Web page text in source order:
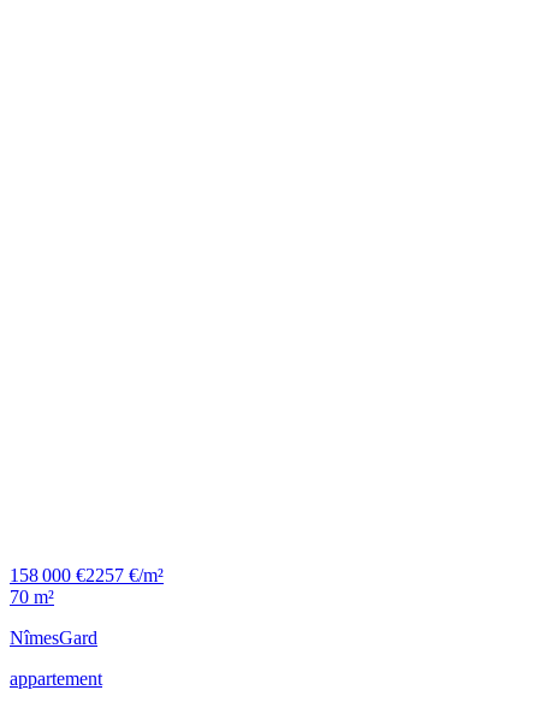
158 000 €2257 €/m²
70 m²
NîmesGard
appartement